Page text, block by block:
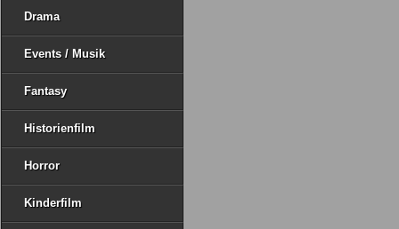
Drama
Events / Musik
Fantasy
Historienfilm
Horror
Kinderfilm